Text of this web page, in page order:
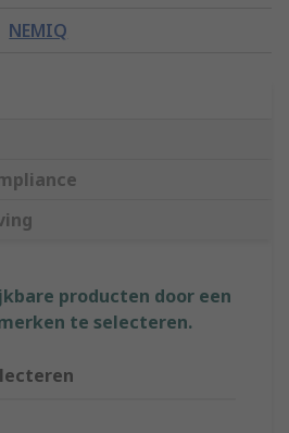
NEMIQ
producten door een
te selecteren.